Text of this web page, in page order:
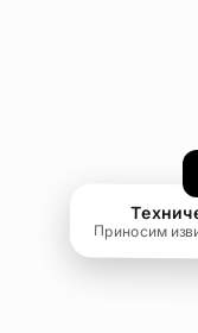
Приносим